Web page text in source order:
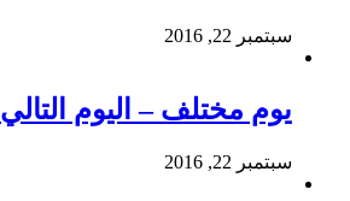
سبتمبر 22, 2016
يوم مختلف – اليوم التالي
سبتمبر 22, 2016